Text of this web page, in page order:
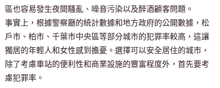
區也容易發生夜間騷亂、噪音污染以及醉酒顧客問題。
事實上，根據警察廳的統計數據和地方政府的公開數據，松
戶市、柏市、千葉市中央區等部分城市的犯罪率較高，這讓
獨居的年輕人和女性感到擔憂。選擇可以安全居住的城市，
除了考慮車站的便利性和商業設施的豐富程度外，首先要考
慮犯罪率。